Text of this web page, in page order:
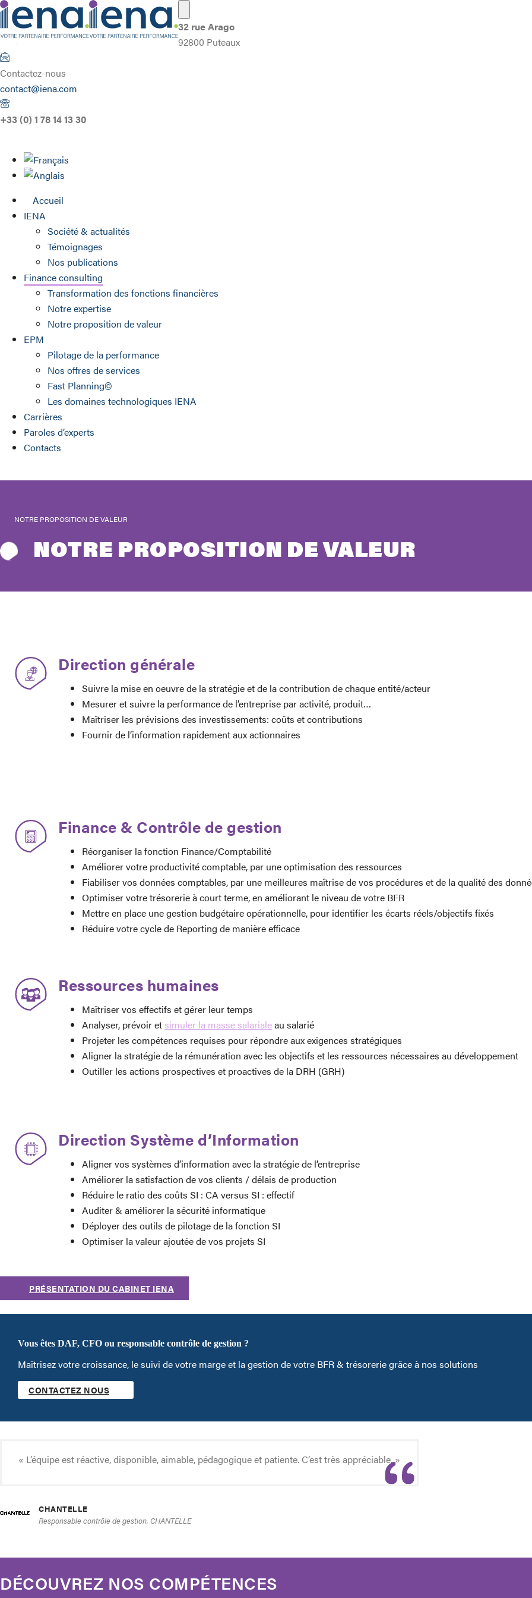
32 rue Arago
92800 Puteaux
Contactez-nous
contact@iena.com
+33 (0) 1 78 14 13 30
Accueil
IENA
Société & actualités
Témoignages
Nos publications
Finance consulting
Transformation des fonctions financières
Notre expertise
Notre proposition de valeur
EPM
Pilotage de la performance
Nos offres de services
Fast Planning©
Les domaines technologiques IENA
Carrières
Paroles d’experts
Contacts
NOTRE PROPOSITION DE VALEUR
NOTRE PROPOSITION DE VALEUR
Direction générale
Suivre la mise en oeuvre de la stratégie et de la contribution de chaque entité/acteur
Mesurer et suivre la performance de l’entreprise par activité, produit…
Maîtriser les prévisions des investissements: coûts et contributions
Fournir de l’information rapidement aux actionnaires
Finance & Contrôle de gestion
Réorganiser la fonction Finance/Comptabilité
Améliorer votre productivité comptable, par une optimisation des ressources
Fiabiliser vos données comptables, par une meilleures maîtrise de vos procédures et de la qualité des
Optimiser votre trésorerie à court terme, en améliorant le niveau de votre BFR
Mettre en place une gestion budgétaire opérationnelle, pour identifier les écarts réels/objectifs fixés
Réduire votre cycle de Reporting de manière efficace
Ressources humaines
Maîtriser vos effectifs et gérer leur temps
Analyser, prévoir et simuler la masse salarialeau salarié
Projeter les compétences requises pour répondre aux exigences stratégiques
Aligner la stratégie de la rémunération avec les objectifs et les ressources nécessaires au développement
Outiller les actions prospectives et proactives de la DRH (GRH)
Direction Système d’Information
Aligner vos systèmes d’information avec la stratégie de l’entreprise
Améliorer la satisfaction de vos clients / délais de production
Réduire le ratio des coûts SI : CA versus SI : effectif
Auditer & améliorer la sécurité informatique
Déployer des outils de pilotage de la fonction SI
Optimiser la valeur ajoutée de vos projets SI
PRÉSENTATION DU CABINET IENA
Vous êtes DAF, CFO ou responsable contrôle de gestion ?
Maîtrisez votre croissance, le suivi de votre marge et la gestion de votre BFR & trésorerie grâce à nos solutions
CONTACTEZ NOUS
« L’équipe est réactive, disponible, aimable, pédagogique et patiente. C’est très appréciable. »
CHANTELLE
Responsable contrôle de gestion, CHANTELLE
DÉCOUVREZ NOS COMPÉTENCES